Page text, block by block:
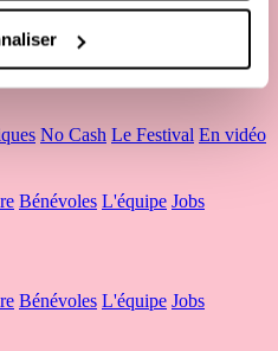
No Cash
No Cash Le Festival En vidéo
Bénévoles L'équipe Jobs
Bénévoles L'équipe Jobs